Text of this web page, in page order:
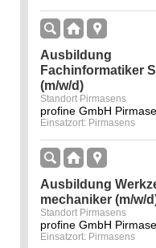
Ausbildung
Fachinformatiker
(m/w/d)
Standort Pirmasens
profine GmbH
Einsatzort: Pirmasens
Ausbildung
mechaniker (m/w/
Standort Pirmasens
profine GmbH
Einsatzort: Pirmasens